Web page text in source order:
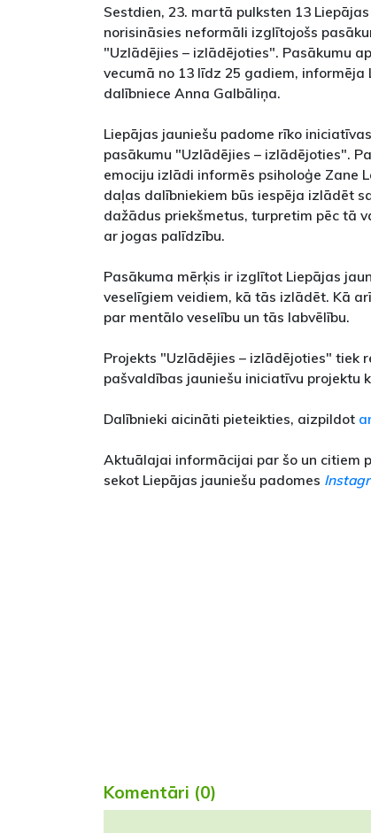
Sestdien, 23. martā pulksten 13
norisināsies neformāli izglītojošs
"Uzlādējies – izlādējoties". Pasākumu
vecumā no 13 līdz 25 gadiem, informēja
dalībniece Anna Galbāliņa.
Liepājas jauniešu padome rīko
pasākumu "Uzlādējies – izlādējoties".
emociju izlādi informēs psiholoģe Zane
daļas dalībniekiem būs iespēja izlādēt
dažādus priekšmetus, turpretim pēc tā
ar jogas palīdzību.
Pasākuma mērķis ir izglītot Liepājas
veselīgiem veidiem, kā tās izlādēt. Kā
par mentālo veselību un tās labvēlību.
Projekts "Uzlādējies – izlādējoties" tiek
pašvaldības jauniešu iniciatīvu projektu
Dalībnieki aicināti pieteikties, aizpildot
Aktuālajai informācijai par šo un citiem
sekot Liepājas jauniešu padomes
Komentāri (0)